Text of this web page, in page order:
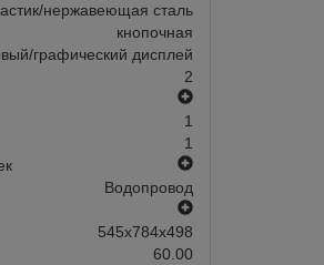
нержавеющая сталь
кнопочная
графический дисплей
2
есть
1
1
есть
Водопровод
есть
545х784х498
60.00